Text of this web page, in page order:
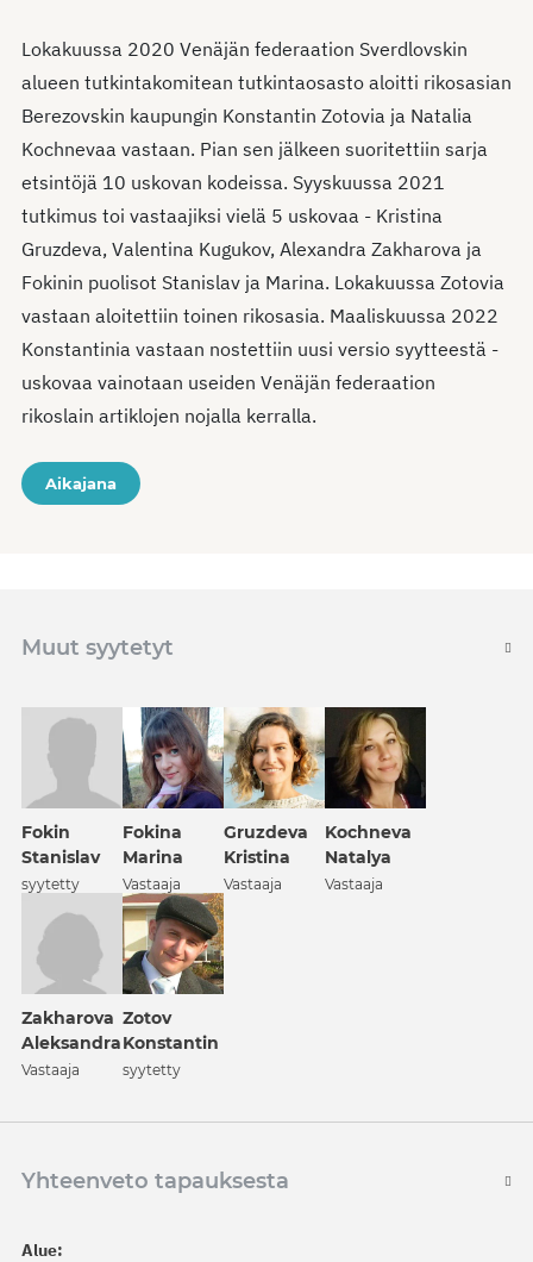
Lokakuussa 2020 Venäjän federaation Sverdlovskin
alueen tutkintakomitean tutkintaosasto aloitti rikosasian
Berezovskin kaupungin Konstantin Zotovia ja Natalia
Kochnevaa vastaan. Pian sen jälkeen suoritettiin sarja
etsintöjä 10 uskovan kodeissa. Syyskuussa 2021
tutkimus toi vastaajiksi vielä 5 uskovaa - Kristina
Gruzdeva, Valentina Kugukov, Alexandra Zakharova ja
Fokinin puolisot Stanislav ja Marina. Lokakuussa Zotovia
vastaan aloitettiin toinen rikosasia. Maaliskuussa 2022
Konstantinia vastaan nostettiin uusi versio syytteestä -
uskovaa vainotaan useiden Venäjän federaation
rikoslain artiklojen nojalla kerralla.
Aikajana
Muut syytetyt
Fokin
Stanislav
syytetty
Fokina
Marina
Vastaaja
Gruzdeva
Kristina
Vastaaja
Kochneva
Natalya
Vastaaja
Zakharova
Aleksandra
Vastaaja
Zotov
Konstantin
syytetty
Yhteenveto tapauksesta
Alue: